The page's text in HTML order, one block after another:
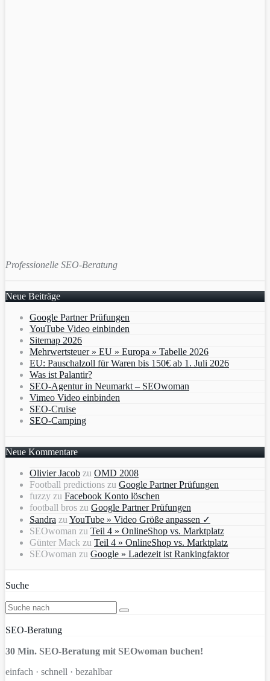
Professionelle SEO-Beratung
Neue Beiträge
Google Partner Prüfungen
YouTube Video einbinden
Sitemap 2026
Mehrwertsteuer » EU » Europa » Tabelle 2026
EU: Pauschalzoll für Waren bis 150€ ab 1. Juli 2026
Was ist Palantir?
SEO-Agentur in Neumarkt – SEOwoman
Vimeo Video einbinden
SEO-Cruise
SEO-Camping
Neue Kommentare
Olivier Jacob zu OMD 2008
Football predictions zu Google Partner Prüfungen
fuzzy zu Facebook Konto löschen
football bros zu Google Partner Prüfungen
Sandra zu YouTube » Video Größe anpassen ✓
SEOwoman zu Teil 4 » OnlineShop vs. Marktplatz
Günter Mack zu Teil 4 » OnlineShop vs. Marktplatz
SEOwoman zu Google » Ladezeit ist Rankingfaktor
Suche
SEO-Beratung
30 Min. SEO-Beratung mit SEOwoman buchen!
einfach · schnell · bezahlbar